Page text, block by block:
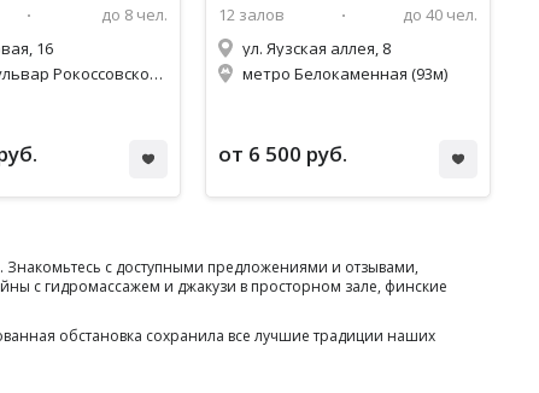
до 8 чел.
16
метро Бульвар Рокоссовского (928м)
12 залов
до 40 чел.
ул. Яузская аллея, 8
метро Белокаменная (93м)
от 6 500 руб.
Знакомьтесь с доступными предложениями и отзывами,
с гидромассажем и джакузи в просторном зале, финские
обстановка сохранила все лучшие традиции наших